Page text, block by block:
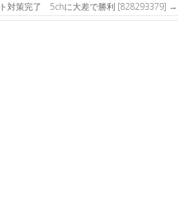
対策完了 5chに大差で勝利 [828293379] →